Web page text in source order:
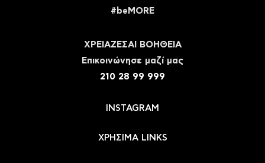
#beMORE
ΧΡΕΙΑΖΕΣΑΙ ΒΟΗΘΕΙΑ
Eπικοινώνησε μαζί μας
210 28 99 999
INSTAGRAM
ΧΡΗΣΙΜΑ LINKS